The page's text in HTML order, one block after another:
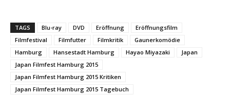
TAGS Blu-ray DVD Eröffnung
Eröffnungsfilm
Filmfestival
Filmfutter Filmkritik
Gaunerkomödie
Hamburg
Hansestadt Hamburg Hayao Miyazaki
Japan
Japan Filmfest Hamburg 2015
Japan Filmfest Hamburg 2015 Kritiken
Japan Filmfest Hamburg 2015 Tagebuch